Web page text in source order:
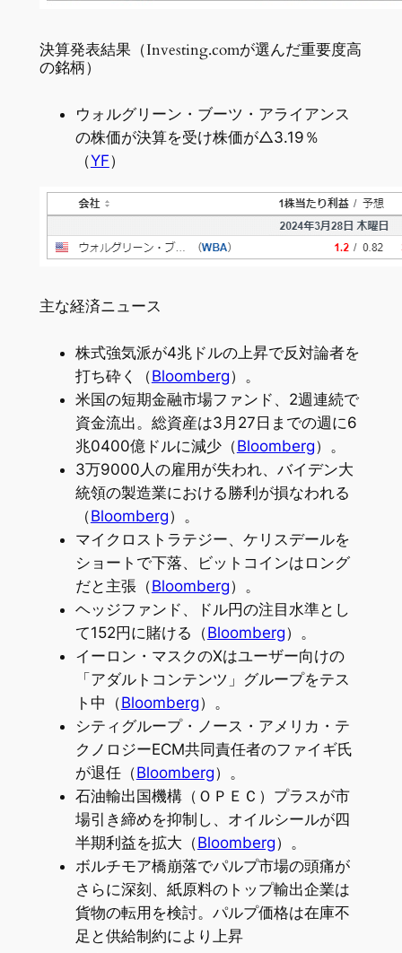
決算発表結果（Investing.comが選んだ重要度高
の銘柄）
ウォルグリーン・ブーツ・アライアンス
の株価が決算を受け株価が△3.19％
（YF）
主な経済ニュース
株式強気派が4兆ドルの上昇で反対論者を
打ち砕く（Bloomberg）。
米国の短期金融市場ファンド、2週連続で
資金流出。総資産は3月27日までの週に6
兆0400億ドルに減少（Bloomberg）。
3万9000人の雇用が失われ、バイデン大
統領の製造業における勝利が損なわれる
（Bloomberg）。
マイクロストラテジー、ケリスデールを
ショートで下落、ビットコインはロング
だと主張（Bloomberg）。
ヘッジファンド、ドル円の注目水準とし
て152円に賭ける（Bloomberg）。
イーロン・マスクのXはユーザー向けの
「アダルトコンテンツ」グループをテス
ト中（Bloomberg）。
シティグループ・ノース・アメリカ・テ
クノロジーECM共同責任者のファイギ氏
が退任（Bloomberg）。
石油輸出国機構（ＯＰＥＣ）プラスが市
場引き締めを抑制し、オイルシールが四
半期利益を拡大（Bloomberg）。
ボルチモア橋崩落でパルプ市場の頭痛が
さらに深刻、紙原料のトップ輸出企業は
貨物の転用を検討。パルプ価格は在庫不
足と供給制約により上昇